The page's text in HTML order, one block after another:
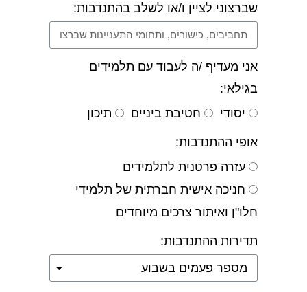
שברצוני לציין ו/או לשלב בהתנדבות:
אני מעדיף /ה לעבוד עם תלמידים
בגילאי:
יסודי
חטיבת ביניים תיכון
אופי ההתנדבות:
עזרה פרטנית לתלמידים
חניכה אישית חברתית של תלמידי
חלו"ן ואיתור צרכים מיוחדים
תדירות ההתנדבות: